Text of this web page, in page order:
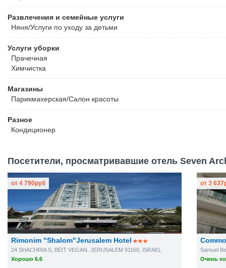
Развлечения и семейные услуги
Няня/Услуги по уходу за детьми
Услуги уборки
Прачечная
Химчистка
Магазины
Парикмахерская/Салон красоты
Разное
Кондиционер
Посетители, просматривавшие отель Seven
Rimonim "Shalom"Jerusalem Hotel
24 SHACHRIA S, BEIT VEGAN, JERUSALEM 91160, ISRAEL
Хорошо 6.6
от 4 790руб
Samuel
Очень
от 3 637